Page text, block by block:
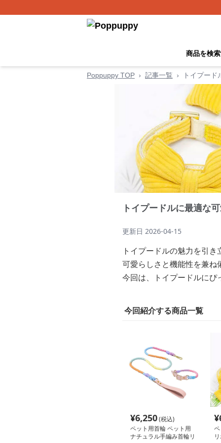
商品を検
Poppuppy TOP › 記事一覧 › トイプー
トイプードルに最適な
更新日 2026-04-15
トイプードルの魅力を引
可愛らしさと機能性を兼
今回は、トイプードルに
今回紹介する商品一覧
¥6,250(税込)
ペット用首輪 ペット用
ナチュラル手編み首輪リ
¥